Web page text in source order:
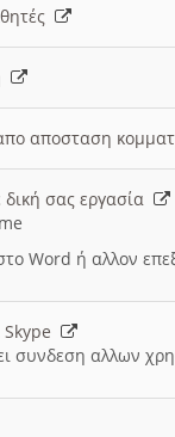
αποσταση
δική σας εργασία
Word ή αλλον
Skype
συνδεση αλλων